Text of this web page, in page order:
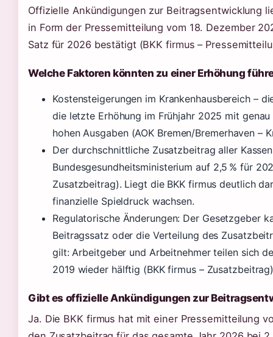
Offizielle Ankündigungen zur Beitragsentwicklung
in Form der Pressemitteilung vom 18. Dezember
Satz für 2026 bestätigt (BKK firmus –
Welche Faktoren könnten zu einer Erhöhung
Kostensteigerungen im Krankenhausbereich –
die letzte Erhöhung im Frühjahr 2025 mit
hohen Ausgaben (AOK Bremen/Bremerhaven –
Der durchschnittliche Zusatzbeitrag aller
Bundesgesundheitsministerium auf 2,5 % für
Zusatzbeitrag). Liegt die BKK firmus deutlich
finanzielle Spieldruck wachsen.
Regulatorische Änderungen: Der Gesetzgeber
Beitragssatz oder die Verteilung des
gilt: Arbeitgeber und Arbeitnehmer teilen sich
2019 wieder hälftig (BKK firmus –
Gibt es offizielle Ankündigungen zur
Ja. Die BKK firmus hat mit einer Pressemitteilung